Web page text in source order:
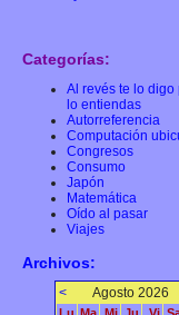
Categorías:
Al revés te lo digo
lo entiendas
Autorreferencia
Computación
Congresos
Consumo
Japón
Matemática
Oído al pasar
Viajes
Archivos:
< Agosto 2026